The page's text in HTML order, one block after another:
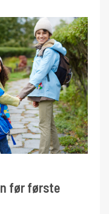
før første